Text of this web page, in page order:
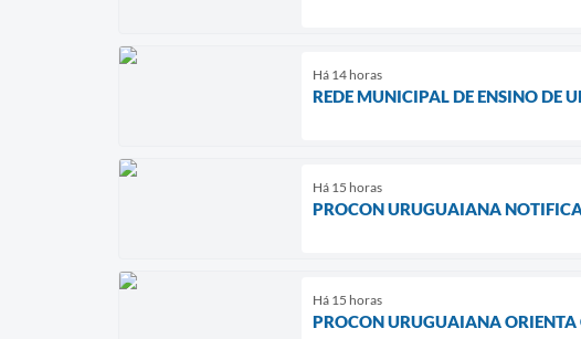
Há 14 horas
REDE MUNICIPAL DE ENSINO DE
Há 15 horas
PROCON URUGUAIANA
Há 15 horas
PROCON URUGUAIANA ORIENTA